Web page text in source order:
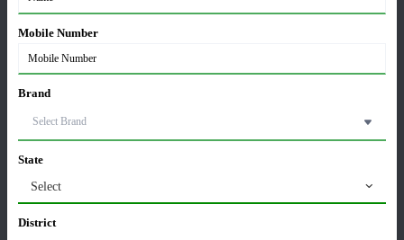
फसल भंडारण
कीटनाशक
Mobile Number
Brand
State
Select
District